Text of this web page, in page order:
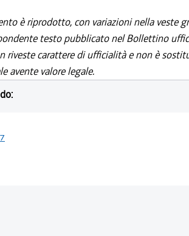
è riprodotto, con variazioni nella veste
testo pubblicato nel Bollettino
riveste carattere di ufficialità e non è
avente valore legale.